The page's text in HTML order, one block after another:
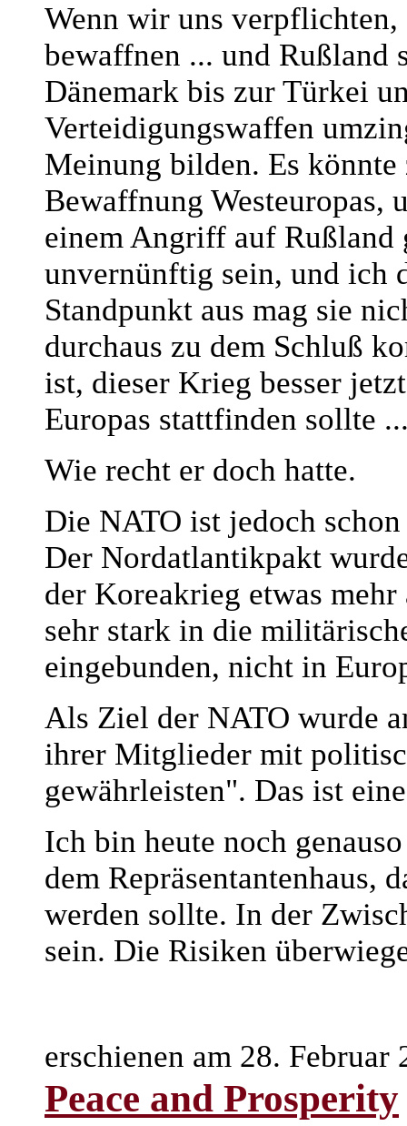
Wenn wir uns
bewaffnen ... und Rußland
Dänemark bis zur Türkei
Verteidigungswaffen
Meinung bilden. Es
Bewaffnung Westeuropas,
einem Angriff auf
unvernünftig sein, und ich
Standpunkt aus mag sie
durchaus zu dem Schluß
ist, dieser Krieg besser
Europas stattfinden sollte
Wie recht er doch hatte.
Die NATO ist jedoch
Der Nordatlantikpakt
der Koreakrieg etwas
sehr stark in die
eingebunden, nicht in
Als Ziel der NATO wurde
ihrer Mitglieder mit
gewährleisten". Das ist
Ich bin heute noch
dem Repräsentantenhaus,
werden sollte. In der
sein. Die Risiken
erschienen am 28.
Peace and Prosperity